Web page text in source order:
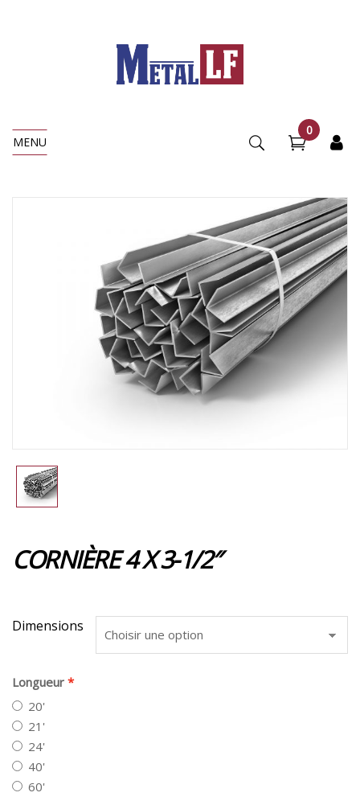
MENU
0
CORNIÈRE 4 X 3-1/2″
Dimensions
Longueur
20'
21'
24'
40'
60'